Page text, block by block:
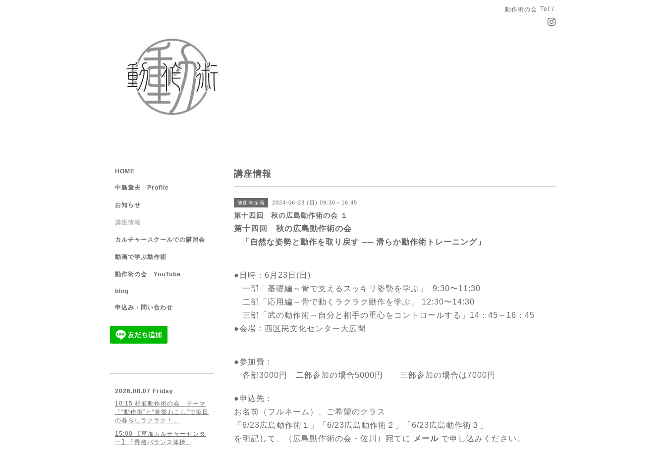
動作術の会 Tel /
講座情報
他団体企画 2024-06-23 (日) 09:30～16:45
第十四回 秋の広島動作術の会 １
第十四回 秋の広島動作術の会
「⾃然な姿勢と動作を取り戻す ── 滑らか動作術トレーニング」
●日時：6⽉23⽇(⽇)
一部「基礎編～骨で支えるスッキリ姿勢を学ぶ」 9:30〜11:30
二部「応用編～骨で動くラクラク動作を学ぶ」 12:30〜14:30
三部「武の動作術～自分と相手の重心をコントロールする」14：45～16：45
●会場：西区民文化センター大広間
●参加費：
各部3000円 二部参加の場合5000円 三部参加の場合は7000円
●申込先：
お名前（フルネーム）、ご希望のクラス
「6/23広島動作術１」
「6/23広島動作術２」「6/23広島動作術３」
を明記して、（広島動作術の会・佐川）宛てに
メール で申し込みください。
HOME
中島章夫 Profile
お知らせ
講座情報
カルチャースクールでの講習会
動画で学ぶ動作術
動作術の会 YouTube
blog
申込み・問い合わせ
2026.08.07 Friday
10:15 杉並動作術の会 テーマ
「“動作術”と“骨盤おこし”で毎日
の暮らしラクラク！」
15:00 【草加カルチャーセンタ
ー】「骨格バランス体操」